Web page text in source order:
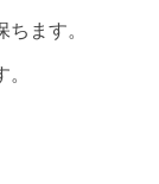
ます。